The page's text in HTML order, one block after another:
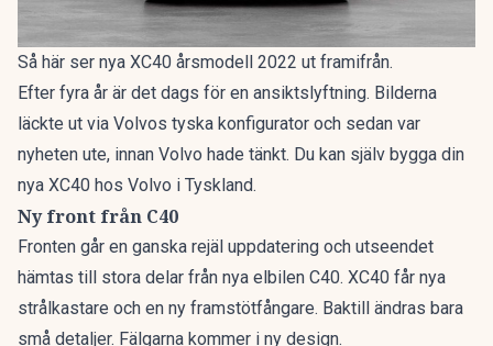
Så här ser nya XC40 årsmodell 2022 ut framifrån.
Efter fyra år är det dags för en ansiktslyftning. Bilderna
läckte ut via Volvos tyska konfigurator och sedan var
nyheten ute, innan Volvo hade tänkt. Du kan själv bygga din
nya XC40 hos Volvo i Tyskland.
Ny front från C40
Fronten går en ganska rejäl uppdatering och utseendet
hämtas till stora delar från nya elbilen C40. XC40 får nya
strålkastare och en ny framstötfångare. Baktill ändras bara
små detaljer. Fälgarna kommer i ny design.